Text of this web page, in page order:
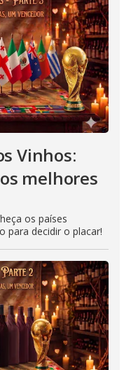
Vinhos:
melhores
os países
para decidir o placar!